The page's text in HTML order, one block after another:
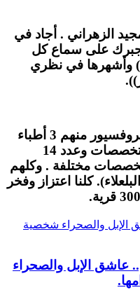
الزهراني . أجاد في
على سماع كل
وأشهرها في نظري
83 حاملي مؤهلات عليا منهم 5 بروفسيور منهم 3 أطباء
و32 يحملون الدكتوراه في عدة تخصصات وعدد 14
في تخصصات مختلفة . وكلهم
كلنا اعتزاز وفخر
الإبل والصحراء شخصية
عاشق الإبل والصحراء